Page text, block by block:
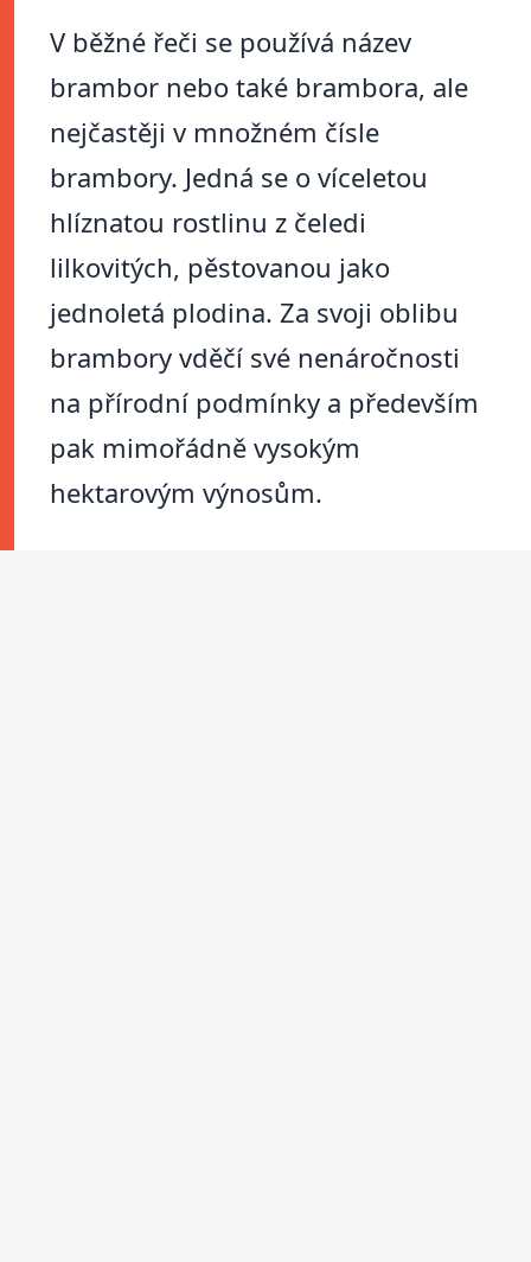
V běžné řeči se používá název
brambor nebo také brambora, ale
nejčastěji v množném čísle
brambory. Jedná se o víceletou
hlíznatou rostlinu z čeledi
lilkovitých, pěstovanou jako
jednoletá plodina. Za svoji oblibu
brambory vděčí své nenáročnosti
na přírodní podmínky a především
pak mimořádně vysokým
hektarovým výnosům.